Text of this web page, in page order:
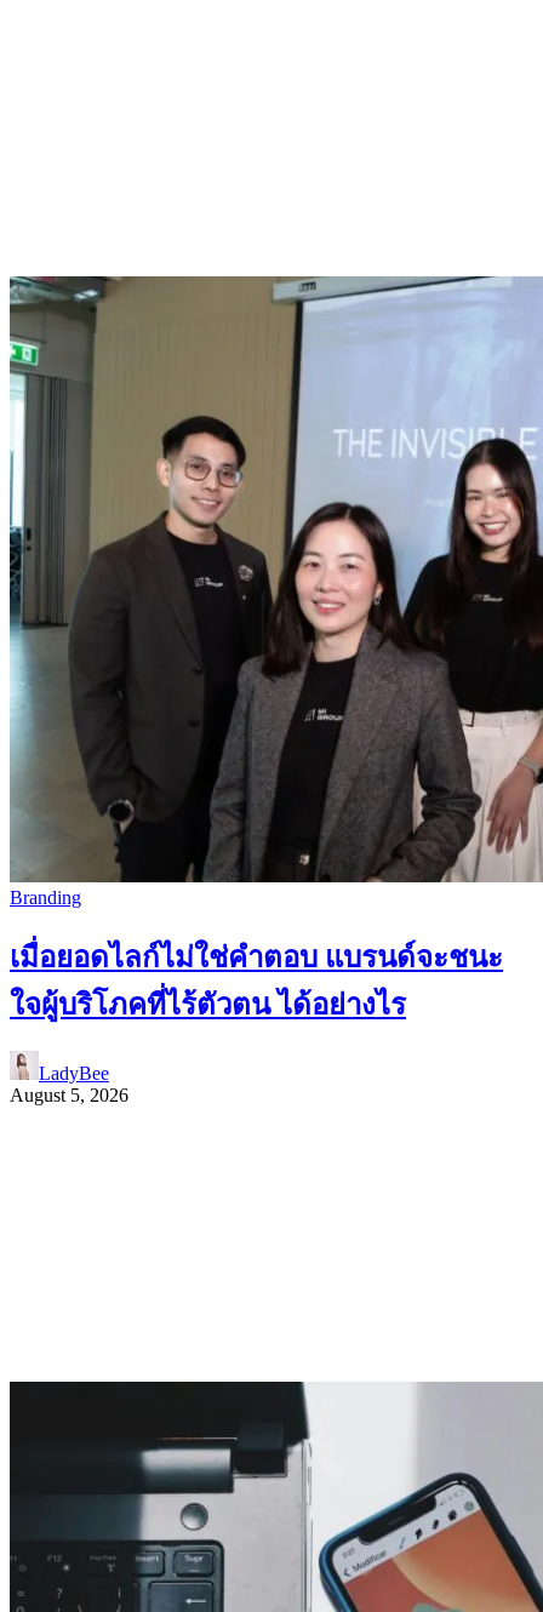
Branding
เมื่อยอดไลก์ไม่ใช่คำตอบ แบรนด์จะชนะ
ใจผู้บริโภคที่ไร้ตัวตน ได้อย่างไร
LadyBee
August 5, 2026